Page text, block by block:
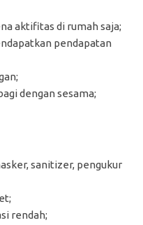
aktifitas di rumah saja;
pendapatan
dengan sesama;
sanitizer, pengukur
rendah;